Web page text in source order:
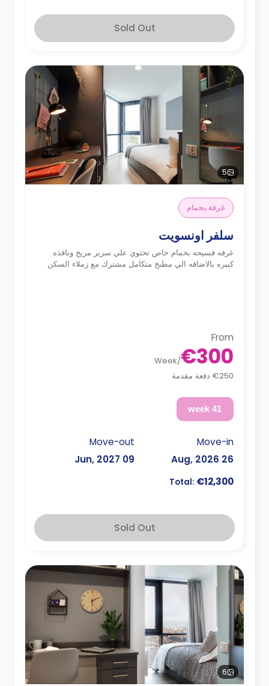
Sold Out
5
غرفة بحمام
سلفر اونسويت
غرفه فسيحه بحمام خاص تحتوي علي سرير مريح ونافذه
كبيره بالاضافه الي مطبخ متكامل مشترك مع زملاء السكن
From
€300
/
Week
€250 دفعة مقدمة
41 week
Move-in
26 Aug, 2026
Move-out
09 Jun, 2027
Total: €12,300
Sold Out
6